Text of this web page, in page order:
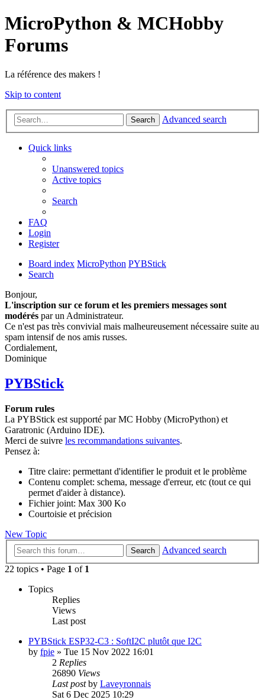
MicroPython & MCHobby
Forums
La référence des makers !
Skip to content
Search Advanced search
Quick links
Unanswered topics
Active topics
Search
FAQ
Login
Register
Board index MicroPython PYBStick
Search
Bonjour,
L'inscription sur ce forum et les premiers messages sont
modérés par un Administrateur.
Ce n'est pas très convivial mais malheureusement nécessaire suite au
spam intensif de nos amis russes.
Cordialement,
Dominique
PYBStick
Forum rules
La PYBStick est supporté par MC Hobby (MicroPython) et
Garatronic (Arduino IDE).
Merci de suivre les recommandations suivantes.
Pensez à:
Titre claire: permettant d'identifier le produit et le problème
Contenu complet: schema, message d'erreur, etc (tout ce qui
permet d'aider à distance).
Fichier joint: Max 300 Ko
Courtoisie et précision
New Topic
Search
Advanced search
22 topics • Page 1 of 1
Topics
Replies
Views
Last post
PYBStick ESP32-C3 : SoftI2C plutôt que I2C
by fpie » Tue 15 Nov 2022 16:01
2 Replies
26890 Views
Last postby Laveyronnais
Sat 6 Dec 2025 10:29